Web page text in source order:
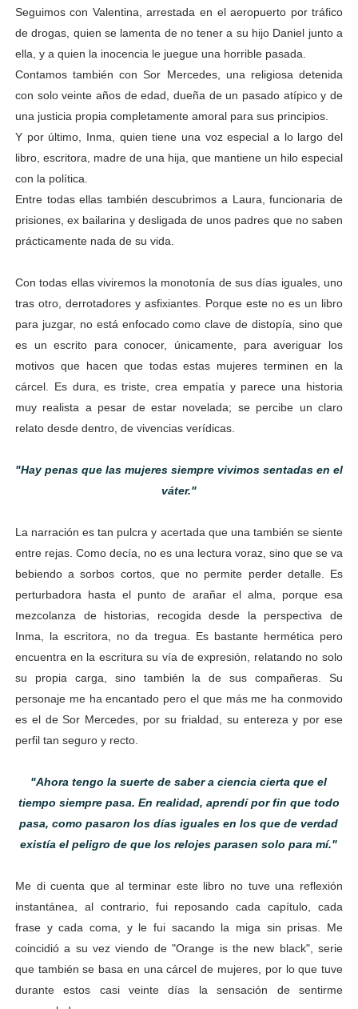
Seguimos con Valentina, arrestada en el aeropuerto por tráfico
de drogas, quien se lamenta de no tener a su hijo Daniel junto a
ella, y a quien la inocencia le juegue una horrible pasada.
Contamos también con Sor Mercedes, una religiosa detenida
con solo veinte años de edad, dueña de un pasado atípico y de
una justicia propia completamente amoral para sus principios.
Y por último, Inma, quien tiene una voz especial a lo largo del
libro, escritora, madre de una hija, que mantiene un hilo especial
con la política.
Entre todas ellas también descubrimos a Laura, funcionaria de
prisiones, ex bailarina y desligada de unos padres que no saben
prácticamente nada de su vida.
Con todas ellas viviremos la monotonía de sus días iguales, uno
tras otro, derrotadores y asfixiantes. Porque este no es un libro
para juzgar, no está enfocado como clave de distopía, sino que
es un escrito para conocer, únicamente, para averiguar los
motivos que hacen que todas estas mujeres terminen en la
cárcel. Es dura, es triste, crea empatía y parece una historia
muy realista a pesar de estar novelada; se percibe un claro
relato desde dentro, de vivencias verídicas.
"Hay penas que las mujeres siempre vivimos sentadas en el
váter."
La narración es tan pulcra y acertada que una también se siente
entre rejas. Como decía, no es una lectura voraz, sino que se va
bebiendo a sorbos cortos, que no permite perder detalle. Es
perturbadora hasta el punto de arañar el alma, porque esa
mezcolanza de historias, recogida desde la perspectiva de
Inma, la escritora, no da tregua. Es bastante hermética pero
encuentra en la escritura su vía de expresión, relatando no solo
su propia carga, sino también la de sus compañeras. Su
personaje me ha encantado pero el que más me ha conmovido
es el de Sor Mercedes, por su frialdad, su entereza y por ese
perfil tan seguro y recto.
"Ahora tengo la suerte de saber a ciencia cierta que el
tiempo siempre pasa. En realidad, aprendí por fin que todo
pasa, como pasaron los días iguales en los que de verdad
existía el peligro de que los relojes parasen solo para mí."
Me di cuenta que al terminar este libro no tuve una reflexión
instantánea, al contrario, fui reposando cada capítulo, cada
frase y cada coma, y le fui sacando la miga sin prisas. Me
coincidió a su vez viendo de "Orange is the new black", serie
que también se basa en una cárcel de mujeres, por lo que tuve
durante estos casi veinte días la sensación de sentirme